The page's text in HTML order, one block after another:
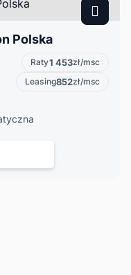
Polska
Raty1 453zł/msc
Leasing852zł/msc